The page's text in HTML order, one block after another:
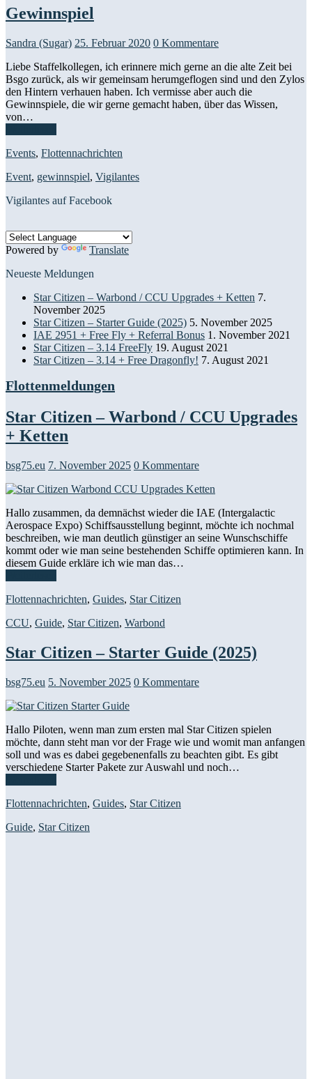
Gewinnspiel
Sandra (Sugar) 25. Februar 2020 0 Kommentare
Liebe Staffelkollegen, ich erinnere mich gerne an die alte Zeit bei
Bsgo zurück, als wir gemeinsam herumgeflogen sind und den Zylos
den Hintern verhauen haben. Ich vermisse aber auch die
Gewinnspiele, die wir gerne gemacht haben, über das Wissen,
von…
Events, Flottennachrichten
Event, gewinnspiel, Vigilantes
Vigilantes auf Facebook
Powered by
Translate
Neueste Meldungen
Star Citizen – Warbond / CCU Upgrades + Ketten 7.
November 2025
Star Citizen – Starter Guide (2025) 5. November 2025
IAE 2951 + Free Fly + Referral Bonus 1. November 2021
Star Citizen – 3.14 FreeFly 19. August 2021
Star Citizen – 3.14 + Free Dragonfly! 7. August 2021
Flottenmeldungen
Star Citizen – Warbond / CCU Upgrades
+ Ketten
bsg75.eu 7. November 2025 0 Kommentare
Hallo zusammen, da demnächst wieder die IAE (Intergalactic
Aerospace Expo) Schiffsausstellung beginnt, möchte ich nochmal
beschreiben, wie man deutlich günstiger an seine Wunschschiffe
kommt oder wie man seine bestehenden Schiffe optimieren kann. In
diesem Guide erkläre ich wie man das…
Flottennachrichten, Guides, Star Citizen
CCU, Guide, Star Citizen, Warbond
Star Citizen – Starter Guide (2025)
bsg75.eu 5. November 2025 0 Kommentare
Hallo Piloten, wenn man zum ersten mal Star Citizen spielen
möchte, dann steht man vor der Frage wie und womit man anfangen
soll und was es dabei gegebenenfalls zu beachten gibt. Es gibt
verschiedene Starter Pakete zur Auswahl und noch…
Flottennachrichten, Guides, Star Citizen
Guide, Star Citizen